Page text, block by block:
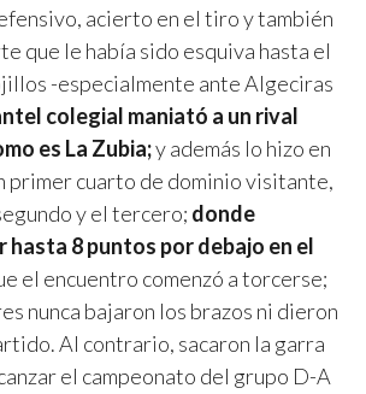
acierto en el tiro y también
que le había sido esquiva hasta el
-especialmente ante Algeciras
colegial maniató a un rival
es La Zubia;y además lo hizo en
primer cuarto de dominio visitante,
y el tercero; donde
hasta 8 puntos por debajo en el
el encuentro comenzó a torcerse;
nunca bajaron los brazos ni dieron
Al contrario, sacaron la garra
el campeonato del grupo D-A